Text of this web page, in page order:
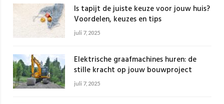
Is tapijt de juiste keuze voor jouw huis?
Voordelen, keuzes en tips
juli 7, 2025
Elektrische graafmachines huren: de
stille kracht op jouw bouwproject
juli 7, 2025